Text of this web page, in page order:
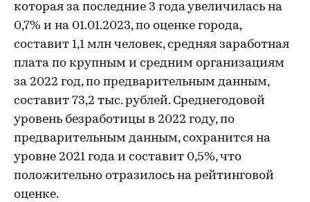
которая за последние 3 года увеличилась на
0,7% и на 01.01.2023, по оценке города,
составит 1,1 млн человек, средняя заработная
плата по крупным и средним организациям
за 2022 год, по предварительным данным,
составит 73,2 тыс. рублей. Среднегодовой
уровень безработицы в 2022 году, по
предварительным данным, сохранится на
уровне 2021 года и составит 0,5%, что
положительно отразилось на рейтинговой
оценке.